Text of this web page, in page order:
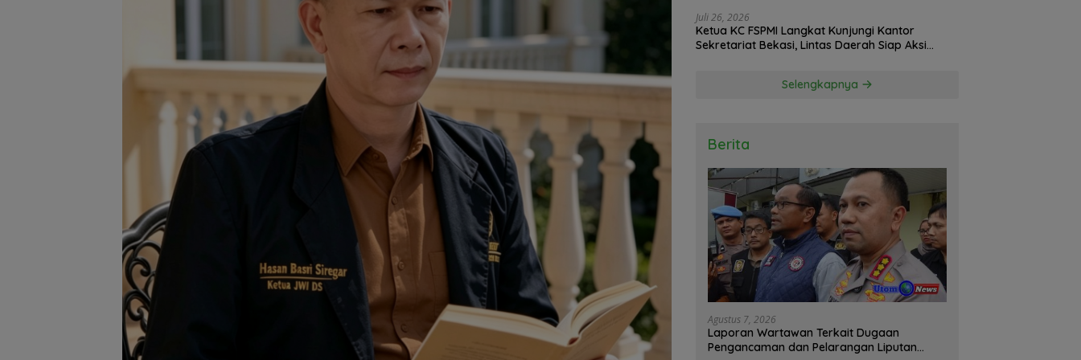
Juli 26, 2026
Ketua KC FSPMI Langkat Kunjungi Kantor
Sekretariat Bekasi, Lintas Daerah Siap Aksi
Selengkapnya
Berita
Agustus 7, 2026
Laporan Wartawan Terkait Dugaan
Pengancaman dan Pelarangan Liputan